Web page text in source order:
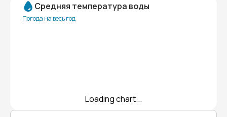
Средняя температура воды
Погода на весь год
Loading chart...